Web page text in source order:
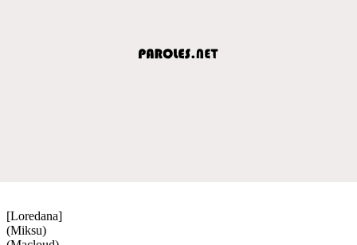
[Loredana]
(Miksu)